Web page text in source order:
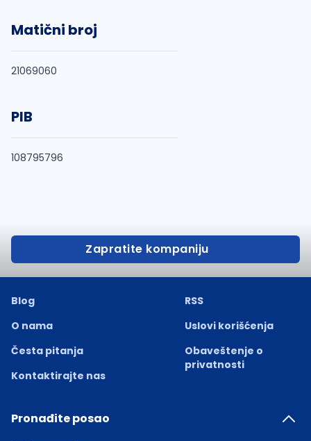
Matični broj
21069060
PIB
108795796
Zapratite kompaniju
Blog
O nama
Česta pitanja
Kontaktirajte nas
RSS
Uslovi korišćenja
Obaveštenje o
privatnosti
Pronađite posao